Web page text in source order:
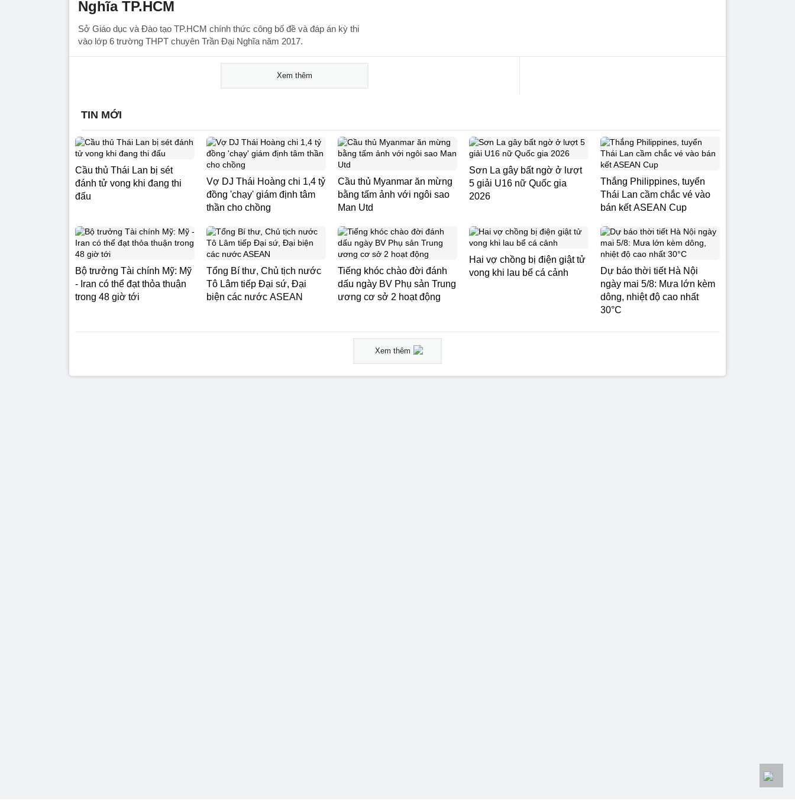
Nghĩa TP.HCM
Sở Giáo dục và Đào tạo TP.HCM chính thức công bố đề và đáp án kỳ thi
vào lớp 6 trường THPT chuyên Trần Đại Nghĩa năm 2017.
Xem thêm
TIN MỚI
Cầu thủ Thái Lan bị sét
đánh tử vong khi đang thi
đấu
Vợ DJ Thái Hoàng chi 1,4 tỷ
đồng 'chạy' giám định tâm
thần cho chồng
Cầu thủ Myanmar ăn mừng
bằng tấm ảnh với ngôi sao
Man Utd
Sơn La gây bất ngờ ở lượt
5 giải U16 nữ Quốc gia
2026
Thắng Philippines, tuyển
Thái Lan cầm chắc vé vào
bán kết ASEAN Cup
Bộ trưởng Tài chính Mỹ: Mỹ
- Iran có thể đạt thỏa thuận
trong 48 giờ tới
Tổng Bí thư, Chủ tịch nước
Tô Lâm tiếp Đại sứ, Đại
biện các nước ASEAN
Tiếng khóc chào đời đánh
dấu ngày BV Phụ sản Trung
ương cơ sở 2 hoạt động
Hai vợ chồng bị điện giật tử
vong khi lau bể cá cảnh
Dự báo thời tiết Hà Nội
ngày mai 5/8: Mưa lớn kèm
dông, nhiệt độ cao nhất
30°C
Xem thêm